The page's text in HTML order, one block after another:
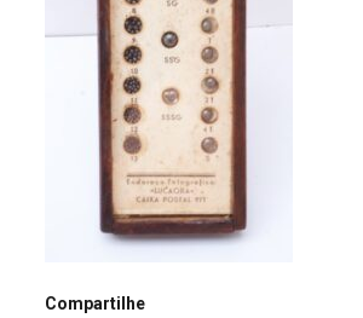
Compartilhe